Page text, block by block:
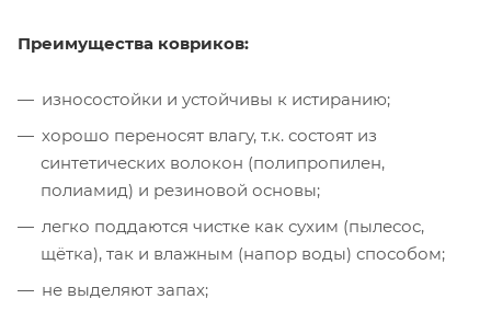
Преимущества ковриков:
износостойки и устойчивы к истиранию;
хорошо переносят влагу, т.к. состоят из
синтетических волокон (полипропилен,
полиамид) и резиновой основы;
легко поддаются чистке как сухим (пылесос,
щётка), так и влажным (напор воды) способом;
не выделяют запах;